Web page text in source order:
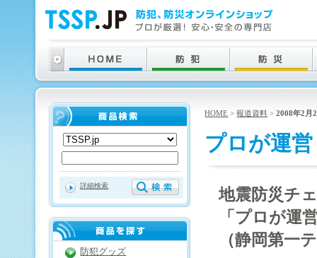
HOME >報道資料 >2008年2月
プロが運
地震防災チ
「プロが運
（静岡第一
詳細検索
防犯グッズ